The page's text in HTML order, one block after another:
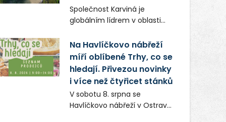
moravskoslezskou metropoli
nevybrali náhodou – její
přirozenou součástí příběhu
bývalého boxerského
šampiona Hoffa (Milan
Ondrík), jenž se po letech
vrací do světa vrcholových
zápasů, tentokrát v MMA.
Společnost Karviná je
globálním lídrem v oblasti
systémů, stabilním
zaměstnavatelem na
Karvinsku a firmou s
obrovským potenciálem.
Na Havlíčkovo nábřeží
míří oblíbené Trhy, co se
hledají. Přivezou novinky
i více než čtyřicet stánků
V sobotu 8. srpna se
Havlíčkovo nábřeží v Ostravě